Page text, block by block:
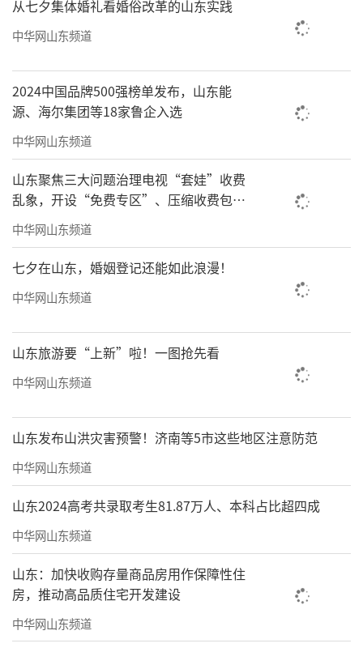
从七夕集体婚礼看婚俗改革的山东实践
中华网山东频道
2024中国品牌500强榜单发布，山东能
源、海尔集团等18家鲁企入选
中华网山东频道
山东聚焦三大问题治理电视“套娃”收费
乱象，开设“免费专区”、压缩收费包比
例70%以上
中华网山东频道
七夕在山东，婚姻登记还能如此浪漫！
中华网山东频道
山东旅游要“上新”啦！一图抢先看
中华网山东频道
山东发布山洪灾害预警！济南等5市这些地区注意防范
中华网山东频道
山东2024高考共录取考生81.87万人、本科占比超四成
中华网山东频道
山东：加快收购存量商品房用作保障性住
房，推动高品质住宅开发建设
中华网山东频道